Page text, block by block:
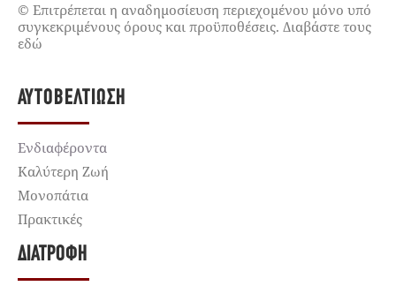
© Επιτρέπεται η αναδημοσίευση περιεχομένου μόνο υπό
συγκεκριμένους όρους και προϋποθέσεις. Διαβάστε τους
εδώ
ΑΥΤΟΒΕΛΤΊΩΣΗ
Ενδιαφέροντα
Καλύτερη Ζωή
Μονοπάτια
Πρακτικές
ΔΙΑΤΡΟΦΉ